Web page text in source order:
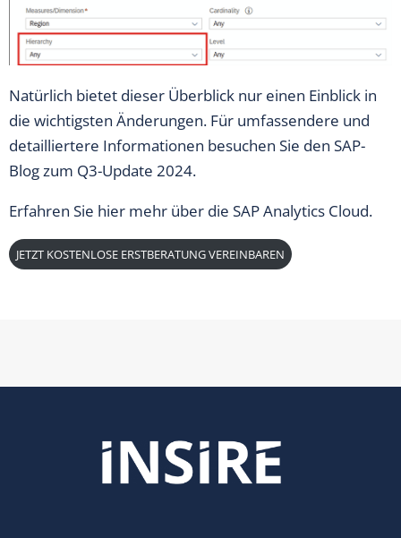
Natürlich bietet dieser Überblick nur einen Einblick in
die wichtigsten Änderungen. Für umfassendere und
detailliertere Informationen besuchen Sie den SAP-
Blog zum Q3-Update 2024.
Erfahren Sie hier mehr über die SAP Analytics Cloud.
JETZT KOSTENLOSE ERSTBERATUNG VEREINBAREN